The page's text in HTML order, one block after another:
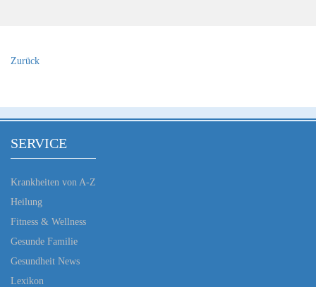
Zurück
SERVICE
Krankheiten von A-Z
Heilung
Fitness & Wellness
Gesunde Familie
Gesundheit News
Lexikon